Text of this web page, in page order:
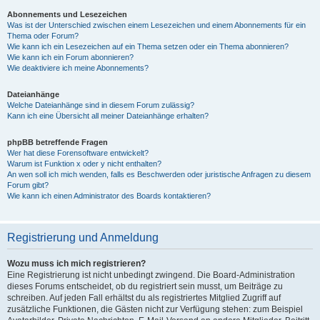
Abonnements und Lesezeichen
Was ist der Unterschied zwischen einem Lesezeichen und einem Abonnements für ein
Thema oder Forum?
Wie kann ich ein Lesezeichen auf ein Thema setzen oder ein Thema abonnieren?
Wie kann ich ein Forum abonnieren?
Wie deaktiviere ich meine Abonnements?
Dateianhänge
Welche Dateianhänge sind in diesem Forum zulässig?
Kann ich eine Übersicht all meiner Dateianhänge erhalten?
phpBB betreffende Fragen
Wer hat diese Forensoftware entwickelt?
Warum ist Funktion x oder y nicht enthalten?
An wen soll ich mich wenden, falls es Beschwerden oder juristische Anfragen zu diesem
Forum gibt?
Wie kann ich einen Administrator des Boards kontaktieren?
Registrierung und Anmeldung
Wozu muss ich mich registrieren?
Eine Registrierung ist nicht unbedingt zwingend. Die Board-Administration
dieses Forums entscheidet, ob du registriert sein musst, um Beiträge zu
schreiben. Auf jeden Fall erhältst du als registriertes Mitglied Zugriff auf
zusätzliche Funktionen, die Gästen nicht zur Verfügung stehen: zum Beispiel